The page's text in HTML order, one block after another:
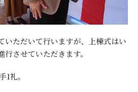
いただいて行いますが、上棟式はい
させていただきます。
礼。